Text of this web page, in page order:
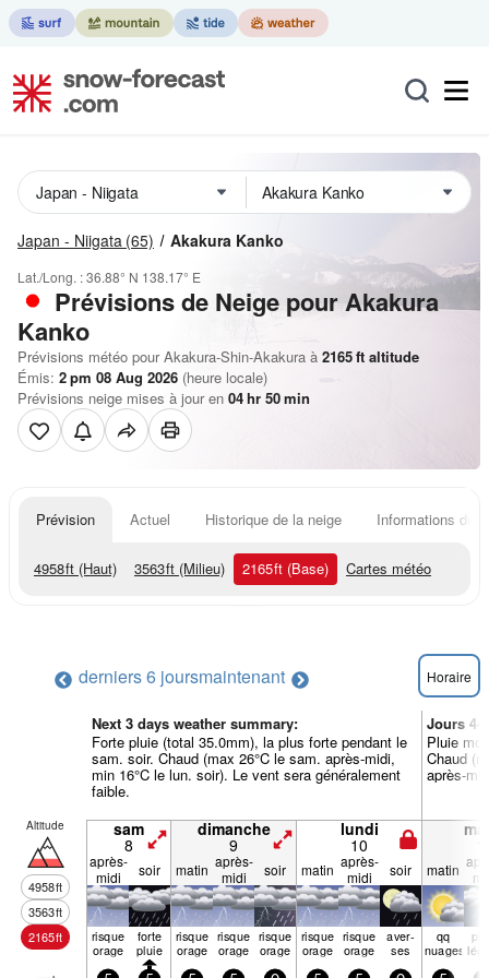
Japan - Niigata (65) Akakura Kanko
Lat./Long. :36.88° N 138.17° E
Prévisions de Neige pour Akakura
Kanko
Prévisions météo pour Akakura-Shin-Akakura à 2165ft altitude
Émis: 2 pm 08 Aug 2026 (heure locale)
Prévisions neige mises à jour en 04hr 50min
Prévision Actuel Historique de la neige Informations du
4958ft (Haut) 3563ft (Milieu) 2165ft (Base) Cartes météo
derniers 6 joursmaintenant Horaire
Next 3 days weather summary:
Forte pluie (total 35.0mm), la plus forte pendant le
sam. soir. Chaud (max 26°C le sam. après-midi,
min 16°C le lun. soir). Le vent sera généralement
faible.
Jours 4-
Pluie
Chaud
après-
Altitude
4958ft
3563ft
2165ft
sam
8
dimanche
9
lundi
10
après-
midi
soir matin après-
midi
soir matin après-
midi
soir matin
risque
orage
forte
pluie
risque
orage
risque
orage
risque
orage
risque
orage
risque
orage
aver­
ses
qq
nuages